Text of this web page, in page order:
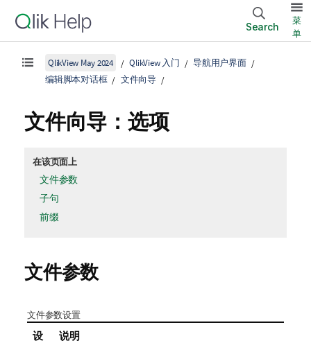
Search
菜
单
QlikView May 2024 QlikView 入门
导航用户界面
编辑脚本对话框
文件向导
文件向导：选项
在该页面上
文件参数
子句
前缀
文件参数
文件参数设置
设
说明